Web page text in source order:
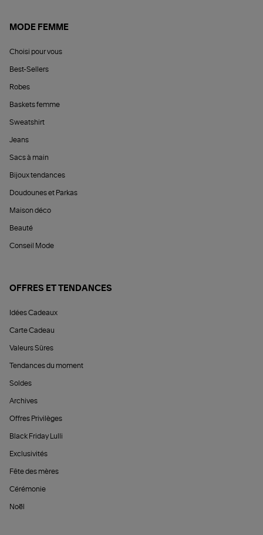
MODE FEMME
Choisi pour vous
Best-Sellers
Robes
Baskets femme
Sweatshirt
Jeans
Sacs à main
Bijoux tendances
Doudounes et Parkas
Maison déco
Beauté
Conseil Mode
OFFRES ET TENDANCES
Idées Cadeaux
Carte Cadeau
Valeurs Sûres
Tendances du moment
Soldes
Archives
Offres Privilèges
Black Friday Lulli
Exclusivités
Fête des mères
Cérémonie
Noël